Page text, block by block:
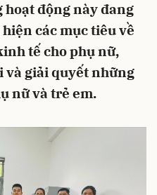
hoạt động này đang
các mục tiêu về
tế cho phụ nữ,
và giải quyết những
nữ và trẻ em.